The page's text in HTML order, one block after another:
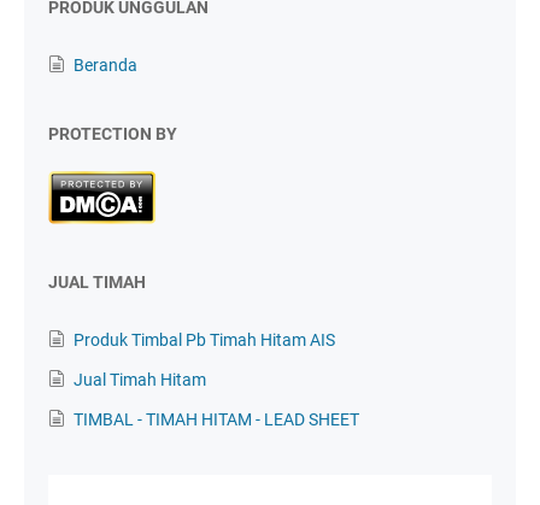
PRODUK UNGGULAN
Beranda
PROTECTION BY
JUAL TIMAH
Produk Timbal Pb Timah Hitam AIS
Jual Timah Hitam
TIMBAL - TIMAH HITAM - LEAD SHEET